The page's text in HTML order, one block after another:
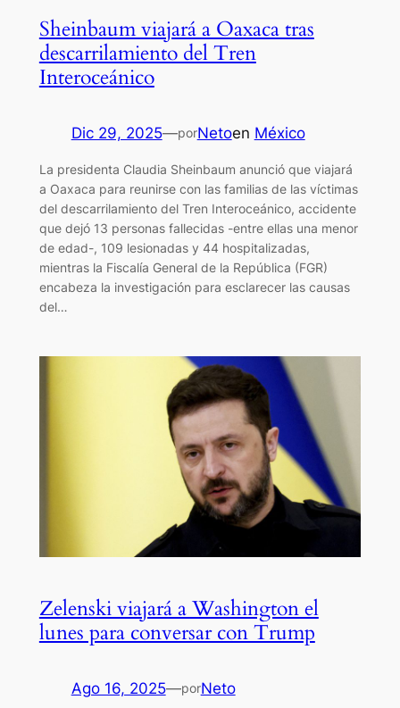
Sheinbaum viajará a Oaxaca tras
descarrilamiento del Tren
Interoceánico
Dic 29, 2025—porNetoen México
La presidenta Claudia Sheinbaum anunció que viajará
a Oaxaca para reunirse con las familias de las víctimas
del descarrilamiento del Tren Interoceánico, accidente
que dejó 13 personas fallecidas -entre ellas una menor
de edad-, 109 lesionadas y 44 hospitalizadas,
mientras la Fiscalía General de la República (FGR)
encabeza la investigación para esclarecer las causas
del…
Zelenski viajará a Washington el
lunes para conversar con Trump
Ago 16, 2025—porNeto